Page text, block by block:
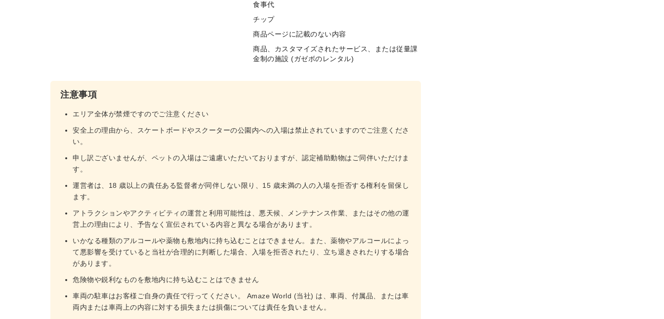
食事代
チップ
商品ページに記載のない内容
商品、カスタマイズされたサービス、または従量課
金制の施設 (ガゼボのレンタル)
注意事項
エリア全体が禁煙ですのでご注意ください
安全上の理由から、スケートボードやスクーターの公園内への入場は禁止されていますのでご注意くださ
い。
申し訳ございませんが、ペットの入場はご遠慮いただいておりますが、認定補助動物はご同伴いただけま
す。
運営者は、18 歳以上の責任ある監督者が同伴しない限り、15 歳未満の人の入場を拒否する権利を留保し
ます。
アトラクションやアクティビティの運営と利用可能性は、悪天候、メンテナンス作業、またはその他の運
営上の理由により、予告なく宣伝されている内容と異なる場合があります。
いかなる種類のアルコールや薬物も敷地内に持ち込むことはできません。また、薬物やアルコールによっ
て悪影響を受けていると当社が合理的に判断した場合、入場を拒否されたり、立ち退きされたりする場合
があります。
危険物や鋭利なものを敷地内に持ち込むことはできません
車両の駐車はお客様ご自身の責任で行ってください。 Amaze World (当社) は、車両、付属品、または車
両内または車両上の内容に対する損失または損傷については責任を負いません。